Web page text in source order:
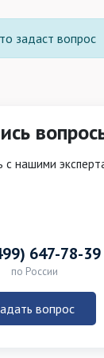
задаст вопрос
с нашими
647-78-39
по России
вопрос